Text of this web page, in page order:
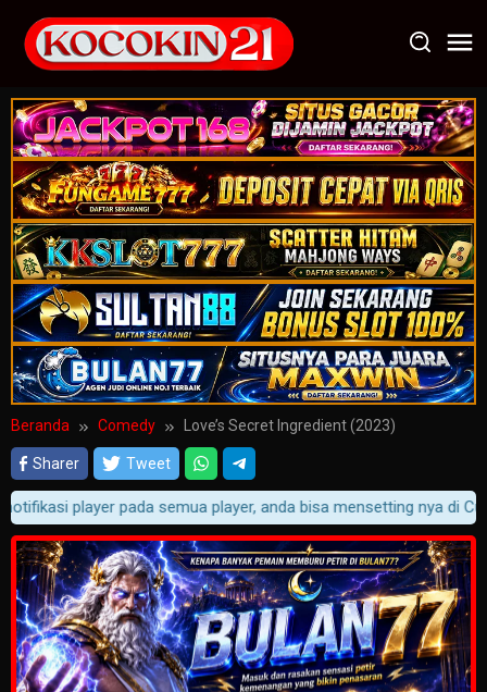
konten
Beranda Comedy Love’s Secret Ingredient (2023)
Sharer Tweet
player pada semua player, anda bisa mensetting nya di